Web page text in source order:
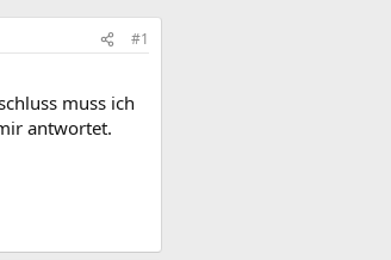
#1
muss ich
antwortet.